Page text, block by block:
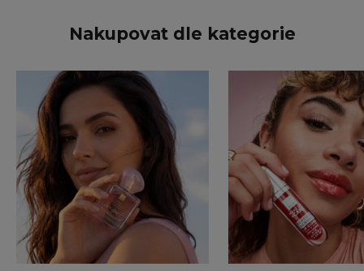
Nakupovat dle kategorie